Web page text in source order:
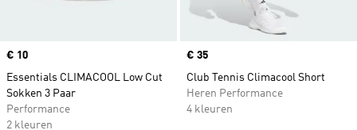
Price
€ 10
Essentials CLIMACOOL Low Cut
Sokken 3 Paar
Performance
2 kleuren
Price
€ 35
Club Tennis Climacool Short
Heren Performance
4 kleuren